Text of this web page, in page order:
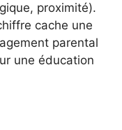
proximité).
cache une
parental
une éducation